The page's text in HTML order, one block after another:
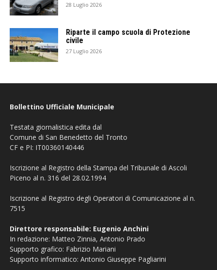
28 Luglio 2026
Riparte il campo scuola di Protezione
civile
27 Luglio 2026
Bollettino Ufficiale Municipale
Testata giornalistica edita dal
Comune di San Benedetto del Tronto
CF e PI: IT00360140446
Iscrizione al Registro della Stampa del Tribunale di Ascoli
Piceno al n. 316 del 28.02.1994
Iscrizione al Registro degli Operatori di Comunicazione al n.
7515
Direttore responsabile: Eugenio Anchini
In redazione: Matteo Zinnia, Antonio Prado
Supporto grafico: Fabrizio Mariani
Supporto informatico: Antonio Giuseppe Pagliarini